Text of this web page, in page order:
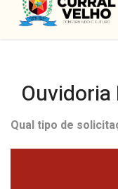
Qual tipo de